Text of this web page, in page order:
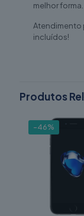
melhor forma.
Atendimento
incluídos!
Produtos
-46%